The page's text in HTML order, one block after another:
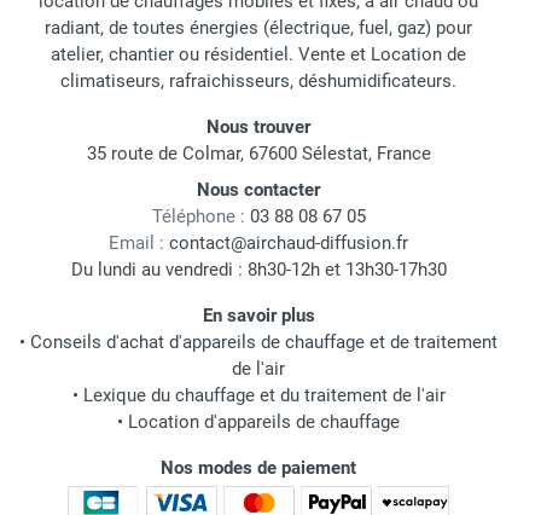
radiant, de toutes énergies (électrique, fuel, gaz) pour
atelier, chantier ou résidentiel. Vente et Location de
climatiseurs, rafraichisseurs, déshumidificateurs.
Nous trouver
35 route de Colmar, 67600 Sélestat, France
Nous contacter
Téléphone : 03 88 08 67 05
Email : contact@airchaud-diffusion.fr
Du lundi au vendredi : 8h30-12h et 13h30-17h30
En savoir plus
• Conseils d'achat d'appareils de chauffage et de traitement
de l'air
• Lexique du chauffage et du traitement de l'air
• Location d'appareils de chauffage
Nos modes de paiement